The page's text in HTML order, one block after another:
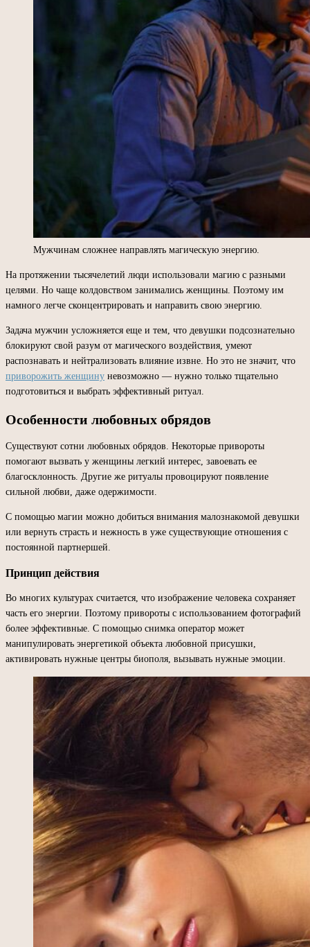
Мужчинам сложнее направлять магическую энергию.
На протяжении тысячелетий люди использовали магию с разными
целями. Но чаще колдовством занимались женщины. Поэтому им
намного легче сконцентрировать и направить свою энергию.
Задача мужчин усложняется еще и тем, что девушки подсознательно
блокируют свой разум от магического воздействия, умеют
распознавать и нейтрализовать влияние извне. Но это не значит, что
приворожить женщину невозможно — нужно только тщательно
подготовиться и выбрать эффективный ритуал.
Особенности любовных обрядов
Существуют сотни любовных обрядов. Некоторые привороты
помогают вызвать у женщины легкий интерес, завоевать ее
благосклонность. Другие же ритуалы провоцируют появление
сильной любви, даже одержимости.
С помощью магии можно добиться внимания малознакомой девушки
или вернуть страсть и нежность в уже существующие отношения с
постоянной партнершей.
Принцип действия
Во многих культурах считается, что изображение человека сохраняет
часть его энергии. Поэтому привороты с использованием фотографий
более эффективные. С помощью снимка оператор может
манипулировать энергетикой объекта любовной присушки,
активировать нужные центры биополя, вызывать нужные эмоции.